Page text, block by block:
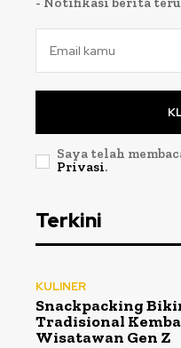
Saya telah
Privasi.
Terkini
KULINER
Snackpacking
Tradisional
Wisatawan Gen Z